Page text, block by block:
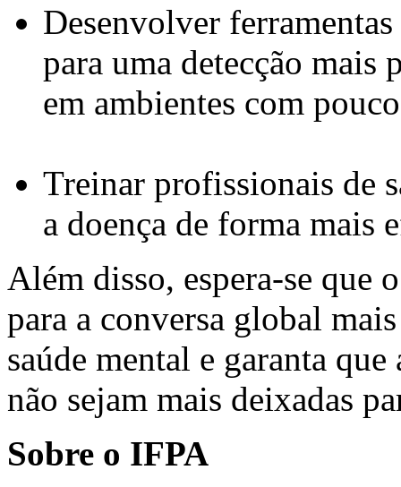
Desenvolver
para uma detecção mais
em ambientes com
Treinar profissionais de
a doença de forma mais
Além disso, espera-se que
para a conversa global
saúde mental e garanta
não sejam mais deixadas
Sobre o IFPA